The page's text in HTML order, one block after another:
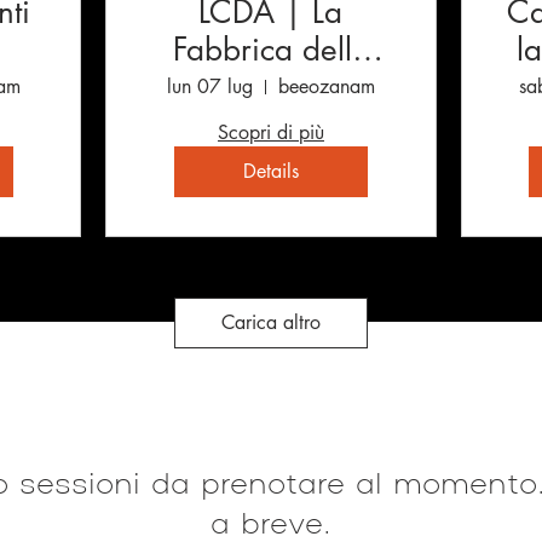
sessioni da prenotare al
a breve.
LCDA | La
Fabbrica delle
Idee Circolari
lun 07 lug
beeozanam
Scopri di più
Details
Carica altro